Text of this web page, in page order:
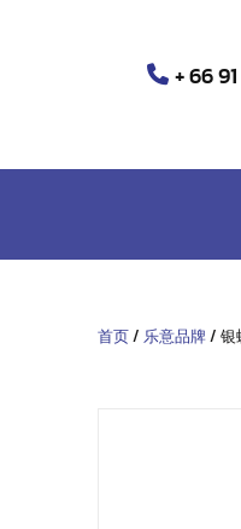
+ 66
首页/ 乐意品牌/ 银